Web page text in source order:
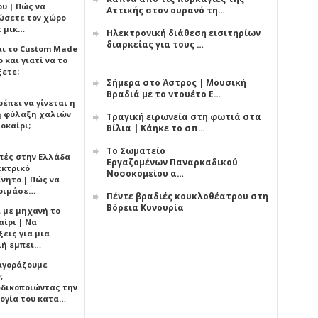
| Πώς να
τον χώρο
μικ…
το Custom Made
και γιατί να το
να γίνεται η
φύλαξη χαλιών
στην Ελλάδα
| Πώς να
με μηχανή το
| Να
για μια
εμπει…
την
του κατα…
Αττικής στον ουρανό τη…
Ηλεκτρονική διάθεση εισιτηρίων
διαρκείας για τους …
Σήμερα στο Άστρος | Μουσική
Βραδιά με το ντουέτο Ε…
Τραγική ειρωνεία στη φωτιά στα
Βίλια | Κάηκε το σπ…
Το Σωματείο
Εργαζομένων Παναρκαδικού
Νοσοκομείου α…
Πέντε βραδιές κουκλοθέατρου στη
Βόρεια Κυνουρία